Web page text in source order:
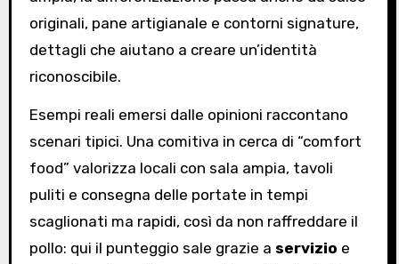
originali, pane artigianale e contorni signature,
dettagli che aiutano a creare un’identità
riconoscibile.
Esempi reali emersi dalle opinioni raccontano
scenari tipici. Una comitiva in cerca di “comfort
food” valorizza locali con sala ampia, tavoli
puliti e consegna delle portate in tempi
scaglionati ma rapidi, così da non raffreddare il
pollo: qui il punteggio sale grazie a servizio e